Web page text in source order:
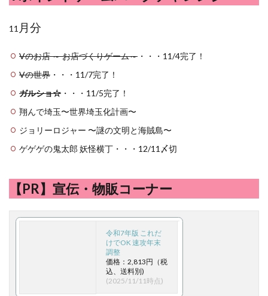
11 月分
Vのお店 ～ お店づくりゲーム～ ・・・11/4完了！
Vの世界 ・・・11/7完了！
ガルショ☆ ・・・11/5完了！
翔んで埼玉〜世界埼玉化計画〜
ジョリーロジャー 〜謎の文明と海賊島〜
ゲゲゲの鬼太郎 妖怪横丁・・・12/11〆切
【PR】宣伝・物販コーナー
令和7年版 これだ
けでOK 速攻年末
調整
価格：2,813円（税
込、送料別)
(2025/11/11時点)